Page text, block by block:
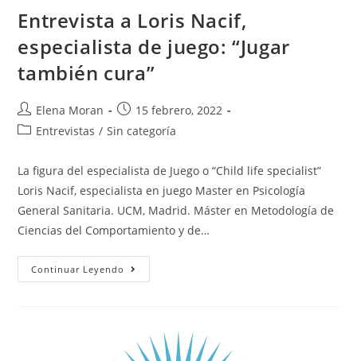
Entrevista a Loris Nacif,
especialista de juego: “Jugar
también cura”
Elena Moran
15 febrero, 2022
Entrevistas / Sin categoría
La figura del especialista de Juego o “Child life specialist”
Loris Nacif, especialista en juego Master en Psicología
General Sanitaria. UCM, Madrid. Máster en Metodología de
Ciencias del Comportamiento y de…
Continuar Leyendo